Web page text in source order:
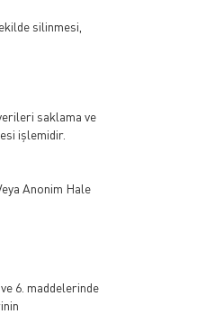
silinmesi,
saklama ve
işlemidir.
Anonim Hale
6. maddelerinde